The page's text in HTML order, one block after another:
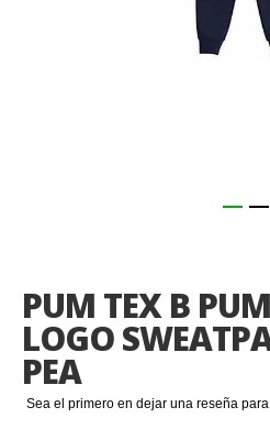
PUM TEX B
LOGO
PEA
Sea el primero en dejar una reseña
de
la
galería
de
imágenes